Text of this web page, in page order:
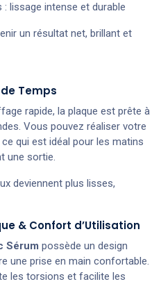
lissage intense et durable
un résultat net, brillant et
Temps
rapide, la plaque est prête à
Vous pouvez réaliser votre
qui est idéal pour les matins
une sortie.
deviennent plus lisses,
& Confort d’Utilisation
Sérum possède un design
une prise en main confortable.
les torsions et facilite les